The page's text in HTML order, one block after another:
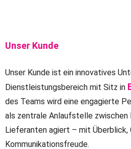
Unser Kunde
Unser Kunde ist ein innovatives
Dienstleistungsbereich mit Sitz in
des Teams wird eine engagierte
als zentrale Anlaufstelle zwischen
Lieferanten agiert – mit Überblick,
Kommunikationsfreude.